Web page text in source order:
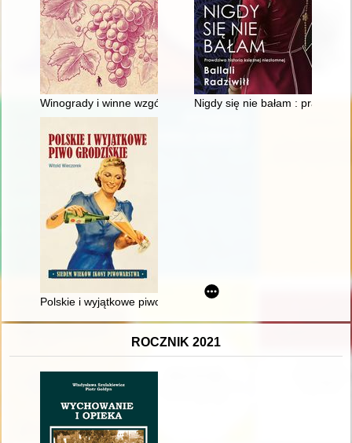
Winogrady i winne wzgórza : uprawa i produkcja wina na
Nigdy się nie bałam :
Polskie i wyjątkowe piwo grodziskie : siedem wieków ikony
ROCZNIK 2021